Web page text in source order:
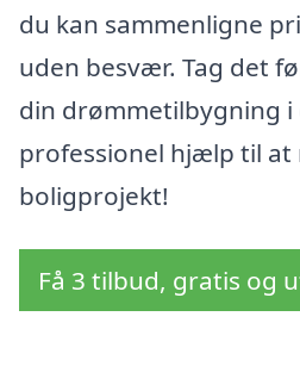
du kan sammenligne
uden besvær. Tag det
din drømmetilbygning i
professionel hjælp til at
boligprojekt!
Få 3 tilbud, gratis og